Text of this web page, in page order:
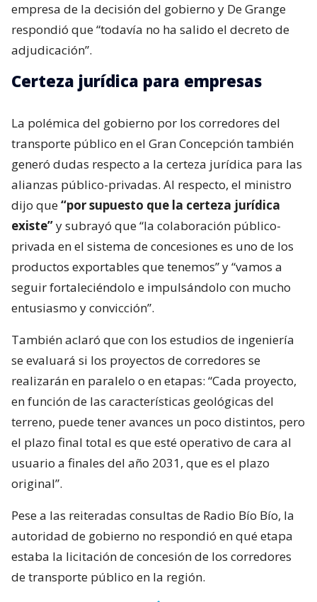
empresa de la decisión del gobierno y De Grange
respondió que “todavía no ha salido el decreto de
adjudicación”.
Certeza jurídica para empresas
La polémica del gobierno por los corredores del
transporte público en el Gran Concepción también
generó dudas respecto a la certeza jurídica para las
alianzas público-privadas. Al respecto, el ministro
dijo que“por supuesto que la certeza jurídica
existe”y subrayó que “la colaboración público-
privada en el sistema de concesiones es uno de los
productos exportables que tenemos” y “vamos a
seguir fortaleciéndolo e impulsándolo con mucho
entusiasmo y convicción”.
También aclaró que con los estudios de ingeniería
se evaluará si los proyectos de corredores se
realizarán en paralelo o en etapas: “Cada proyecto,
en función de las características geológicas del
terreno, puede tener avances un poco distintos, pero
el plazo final total es que esté operativo de cara al
usuario a finales del año 2031, que es el plazo
original”.
Pese a las reiteradas consultas de Radio Bío Bío, la
autoridad de gobierno no respondió en qué etapa
estaba la licitación de concesión de los corredores
de transporte público en la región.